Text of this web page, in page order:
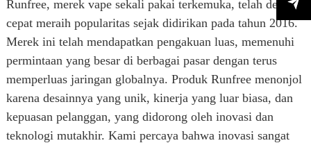
Runfree, merek vape sekali pakai terkemuka, telah dengan
cepat meraih popularitas sejak didirikan pada tahun 2016.
Merek ini telah mendapatkan pengakuan luas, memenuhi
permintaan yang besar di berbagai pasar dengan terus
memperluas jaringan globalnya. Produk Runfree menonjol
karena desainnya yang unik, kinerja yang luar biasa, dan
kepuasan pelanggan, yang didorong oleh inovasi dan
teknologi mutakhir. Kami percaya bahwa inovasi sangat